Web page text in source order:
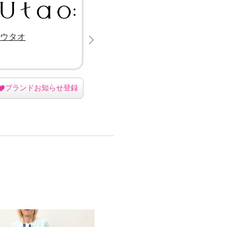
ウタオ
ブランドお知らせ登録